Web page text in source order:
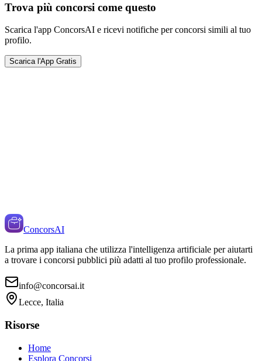
Trova più concorsi come questo
Scarica l'app ConcorsAI e ricevi notifiche per concorsi simili al tuo
profilo.
Scarica l'App Gratis
ConcorsAI
La prima app italiana che utilizza l'intelligenza artificiale per aiutarti
a trovare i concorsi pubblici più adatti al tuo profilo professionale.
info@concorsai.it
Lecce, Italia
Risorse
Home
Esplora Concorsi